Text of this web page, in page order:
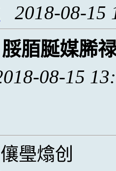
2018-08-15
脮脜脠媒脪
08-15
璺熻创